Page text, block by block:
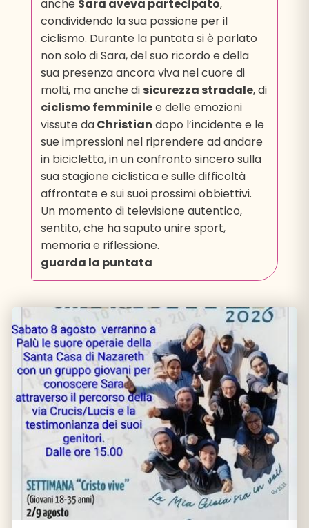
anche Sara aveva partecipato,
condividendo la sua passione per il
ciclismo. Durante la puntata si è parlato
non solo di Sara, del suo ricordo e della
sua presenza ancora viva nel cuore di
molti, ma anche di sicurezza stradale, di
ciclismo femminilee delle emozioni
vissute daChristian dopo l’incidente e le
sue impressioni nel riprendere ad andare
in bicicletta, in un confronto sincero sulla
sua stagione ciclistica e sulle difficoltà
affrontate e sui suoi prossimi obbiettivi.
Un momento di televisione autentico,
sentito, che ha saputo unire sport,
memoria e riflessione.
guarda la puntata